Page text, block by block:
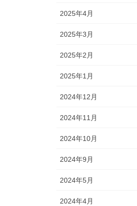
2025年4月
2025年3月
2025年2月
2025年1月
2024年12月
2024年11月
2024年10月
2024年9月
2024年5月
2024年4月